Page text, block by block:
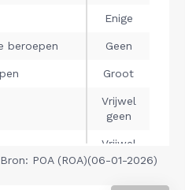
Bron: POA (ROA)(06-01-2026)